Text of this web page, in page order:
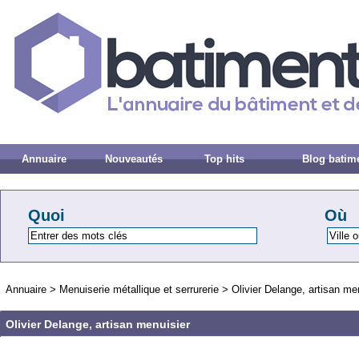
Annuaire Nouveautés Top hits Blog
Quoi Où
Annuaire > Menuiserie métallique et serrurerie > Olivier Delange, artisan
Olivier Delange, artisan menuisier